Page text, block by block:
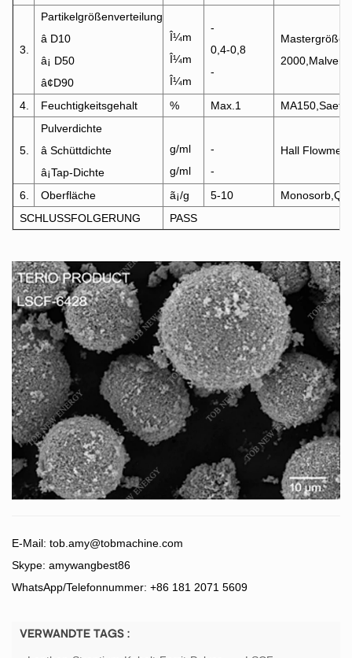
3.
Partikelgrößenverteilung
â D10
â¡ D50
â¢D90
Î¼m
Î¼m
Î¼m
-
0,4-0,8
-
Mastergröße
2000,Malvem
4. Feuchtigkeitsgehalt % Max.1
5.
Pulverdichte
â Schüttdichte
â¡Tap-Dichte
g/ml
g/ml
-
-
Hall
6. Oberfläche ã¡/g 5-10
SCHLUSSFOLGERUNG
PASS
E-Mail: tob.amy@tobmachine.com
Skype: amywangbest86
WhatsApp/Telefonnummer: +86 181 2071 5609
VERWANDTE TAGS :